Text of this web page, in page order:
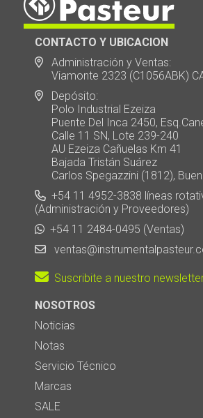
CONTACTO Y UBICACION
Administración y Ventas:
Viamonte 2323 (C1056ABK)
Depósito:
Polo Industrial Ezeiza
Puente Del Inca 2450,
Calle 11 SN, Lote 239-240
AU Ezeiza Cañuelas Km 41
Bajada Tristán Suárez
Carlos Spegazzini (1812),
+54 11 4952-3838 líneas
(Administración y Proveedores)
+54 11 2484-0495 (Ventas)
Suscribite a nuestro
NOSOTROS
Noticias
Notas
Servicio Técnico
Marcas
SALE